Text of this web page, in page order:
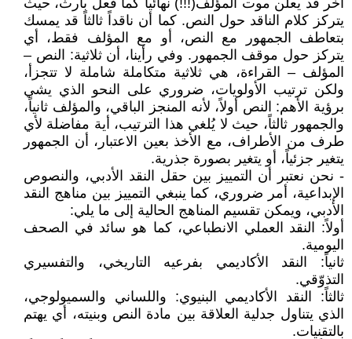
آخر قد يعلن موت المؤلف(!!!) نهائياً كما فعل بارث، حيث
يتركز كلام الناقد حول النص. كما أن ناقداً ثالثاً قد يمسك
بتعاطف الجمهور مع النص، أو مع المؤلف فقط، أي
يتركز حول موقف الجمهور. وفي رأينا، أن ثلاثية: النص –
المؤلف – القراءة، هي ثلاثية متكاملة شاملة لا تتجزأ،
ولكن ترتيب الأولويات، ضروري على النحو الذي يشي
برؤية الأهم: النص أولاً، لأنه المنجز الباقي، والمؤلف ثانياً،
والجمهور ثالثاً، حيث لا يُلغي هذا الترتيب، أية مفاضلة لأي
طرف من الأطراف، مع الأخذ بعين الاعتبار، أن الجمهور
يتغير جزئياً، أو يتغير بصورة جذرية.
- نحن نعتبر أن التمييز بين حقل النقد الأدبي، والنصوص
الإبداعية، أمر ضروري، كما ينبغي التمييز بين مناهج النقد
الأدبي، ويمكن تقسيم المناهج الحالية إلى ما يلي:
أولاً: النقد العملي الانطباعي، كما هو سائد في الصحف
اليومية.
ثانياً: النقد الأكاديمي بفرعيه التاريخي، والتفسيري
التذوّقي.
ثالثاً: النقد الأكاديمي البنيوي: واللساني والسميولوجي،
الذي يتناول جدلية العلاقة بين مادة النص وبنيته، أي يهتم
بالتقنيات.